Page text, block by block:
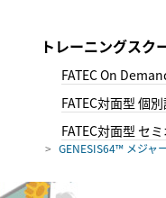
トレーニングスク
FATEC On
FATEC対面型 個
FATEC対面型 セ
GENESIS64™ メジャ